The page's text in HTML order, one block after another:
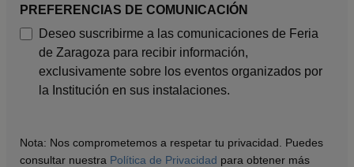
PREFERENCIAS DE COMUNICACIÓN
Deseo suscribirme a las comunicaciones de Feria
de Zaragoza para recibir información,
exclusivamente sobre los eventos organizados por
la Institución en sus instalaciones.
Nota: Nos comprometemos a respetar tu privacidad. Puedes
consultar nuestra Política de Privacidad para obtener más